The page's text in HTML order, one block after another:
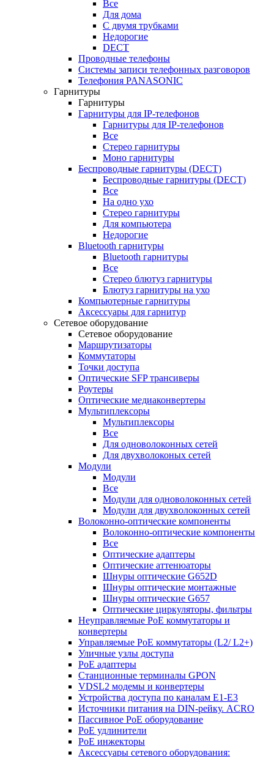
Все
Для дома
С двумя трубками
Недорогие
DECT
Проводные телефоны
Системы записи телефонных разговоров
Телефония PANASONIC
Гарнитуры
Гарнитуры
Гарнитуры для IP-телефонов
Гарнитуры для IP-телефонов
Все
Стерео гарнитуры
Моно гарнитуры
Беспроводные гарнитуры (DECT)
Беспроводные гарнитуры (DECT)
Все
На одно ухо
Стерео гарнитуры
Для компьютера
Недорогие
Bluetooth гарнитуры
Bluetooth гарнитуры
Все
Стерео блютуз гарнитуры
Блютуз гарнитуры на ухо
Компьютерные гарнитуры
Аксессуары для гарнитур
Сетевое оборудование
Сетевое оборудование
Маршрутизаторы
Коммутаторы
Точки доступа
Оптические SFP трансиверы
Роутеры
Оптические медиаконвертеры
Мультиплексоры
Мультиплексоры
Все
Для одноволоконных сетей
Для двухволоконых сетей
Модули
Модули
Все
Модули для одноволоконных сетей
Модули для двухволоконных сетей
Волоконно-оптические компоненты
Волоконно-оптические компоненты
Все
Оптические адаптеры
Оптические аттенюаторы
Шнуры оптические G652D
Шнуры оптические монтажные
Шнуры оптические G657
Оптические циркуляторы, фильтры
Неуправляемые PoE коммутаторы и
конвертеры
Управляемые PoE коммутаторы (L2/ L2+)
Уличные узлы доступа
PoE адаптеры
Станционные терминалы GPON
VDSL2 модемы и конвертеры
Устройства доступа по каналам E1-E3
Источники питания на DIN-рейку. ACRO
Пассивное PoE оборудование
PoE удлинители
PoE инжекторы
Аксессуары сетевого оборудования: